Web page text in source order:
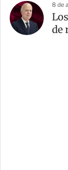
8 de
de